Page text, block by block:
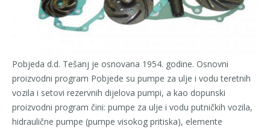
Pobjeda d.d. Tešanj je osnovana 1954. godine. Osnovni
proizvodni program Pobjede su pumpe za ulje i vodu teretnih
vozila i setovi rezervnih dijelova pumpi, a kao dopunski
proizvodni program čini: pumpe za ulje i vodu putničkih vozila,
hidraulične pumpe (pumpe visokog pritiska), elemente